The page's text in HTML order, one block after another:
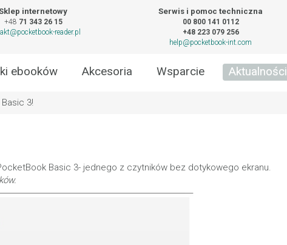
internetowy
+48 71 343 26 15
reader.pl
Serwis i pomoc techniczna
00 800 141 0112
+48 223 079 256
help@pocketbook-int.com
ebooków Akcesoria Wsparcie Aktualności
3!
Basic 3- jednego z czytników bez dotykowego ekranu.